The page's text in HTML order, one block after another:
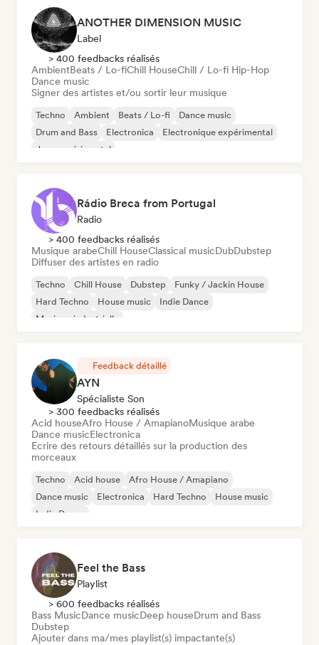
ANOTHER DIMENSION MUSIC
Label
> 400 feedbacks réalisés
AmbientBeats / Lo-fiChill HouseChill / Lo-fi Hip-Hop
Dance music
Signer des artistes et/ou sortir leur musique
Techno Ambient Beats / Lo-fi
Dance music
Drum and Bass
Electronica
Electronique expérimental
Jazz expérimental
Rádio Breca from Portugal
Radio
> 400 feedbacks réalisés
Musique arabeChill HouseClassical musicDubDubstep
Diffuser des artistes en radio
Techno Chill House Dubstep
Funky / Jackin House
Hard Techno
House music
Indie Dance
Musique industrielle
Feedback détaillé
AYN
Spécialiste Son
> 300 feedbacks réalisés
Acid houseAfro House / AmapianoMusique arabe
Dance musicElectronica
Ecrire des retours détaillés sur la production des
morceaux
Techno Acid house
Afro House / Amapiano
Dance music
Electronica Hard Techno
House music
Indie Dance
Feel the Bass
Playlist
> 600 feedbacks réalisés
Bass MusicDance musicDeep houseDrum and Bass
Dubstep
Ajouter dans ma/mes playlist(s) impactante(s)